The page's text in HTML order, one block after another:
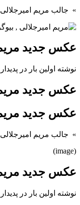
» جالب مریم امیرجلالی
عکس جدید مریم
نوشته اولین بار در
عکس جدید مریم
عکس جدید مریم
» جالب مریم امیرجلالی
(image)
عکس جدید مریم
نوشته اولین بار در